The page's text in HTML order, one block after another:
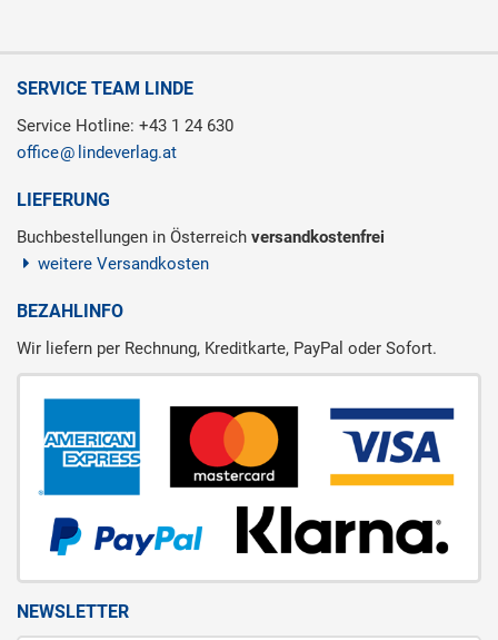
SERVICE TEAM LINDE
Service Hotline: +43 1 24 630
office
lindeverlag.at
LIEFERUNG
Buchbestellungen in Österreich versandkostenfrei
weitere Versandkosten
BEZAHLINFO
Wir liefern per Rechnung, Kreditkarte, PayPal oder Sofort.
NEWSLETTER